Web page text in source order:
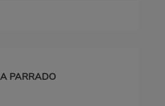
PARRADO